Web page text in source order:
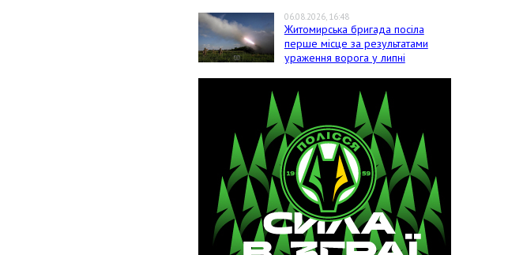
06.08.2026, 16:48
Житомирська бригада посіла
перше місце за результатами
ураження ворога у липні